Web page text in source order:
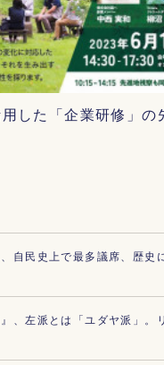
した「企業研修」の
自民史上で最多議席、歴史
、左派とは「ユダヤ派」。